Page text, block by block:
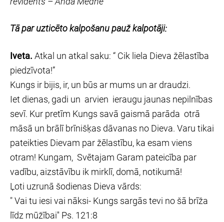
Tā par uzticēto kalpošanu pauž kalpotāji:
Iveta. Atkal un atkal saku: “ Cik liela Dieva žēlastība
piedzīvota!”
Kungs ir bijis, ir, un būs ar mums un ar draudzi.
Iet dienas, gadi un arvien ieraugu jaunas nepilnības
sevī. Kur pretīm Kungs savā gaismā parāda otrā
māsā un brālī brīnišķas dāvanas no Dieva. Varu tikai
pateikties Dievam par žēlastību, ka esam viens
otram! Kungam, Svētajam Garam pateicība par
vadību, aizstāvību ik mirklī, domā, notikumā!
Ļoti uzrunā šodienas Dieva vārds:
" Vai tu iesi vai nāksi- Kungs sargās tevi no šā brīža
līdz mūžībai'' Ps. 121:8